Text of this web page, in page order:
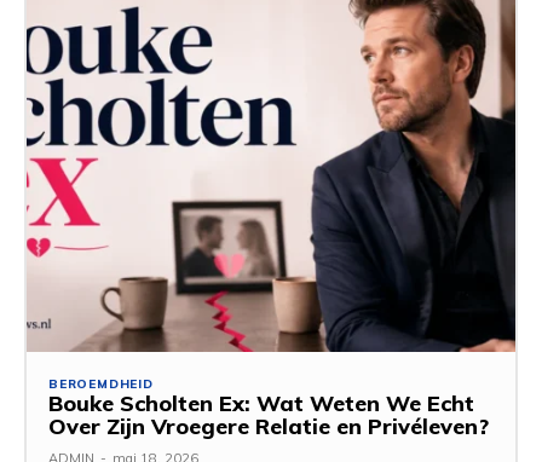
BEROEMDHEID
Bouke Scholten Ex: Wat Weten We Echt
Over Zijn Vroegere Relatie en Privéleven?
ADMIN - maj 18, 2026